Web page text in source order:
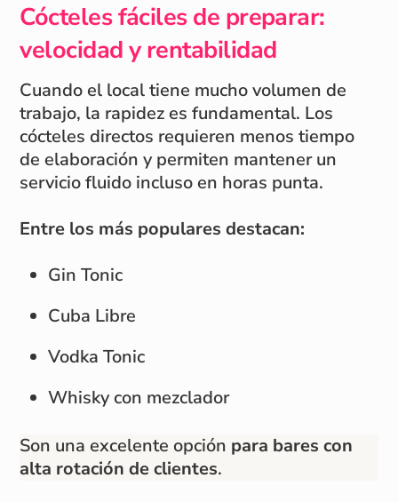
Cócteles fáciles de preparar:
velocidad y rentabilidad
Cuando el local tiene mucho volumen de
trabajo, la rapidez es fundamental. Los
cócteles directos requieren menos tiempo
de elaboración y permiten mantener un
servicio fluido incluso en horas punta.
Entre los más populares destacan:
Gin Tonic
Cuba Libre
Vodka Tonic
Whisky con mezclador
Son una excelente opción para bares con
alta rotación de clientes.